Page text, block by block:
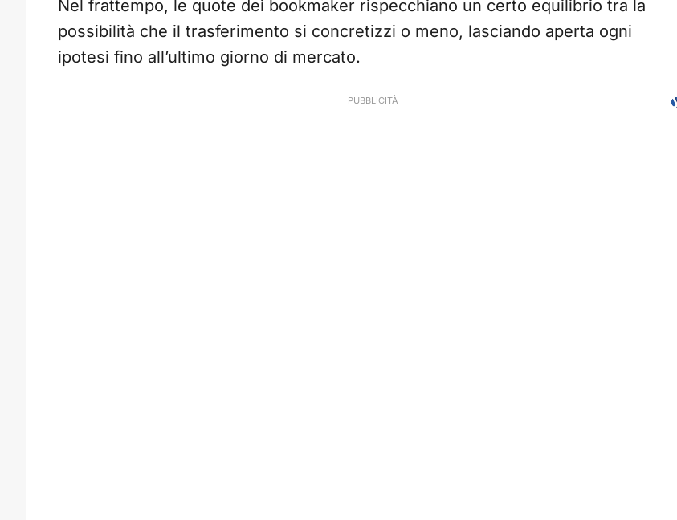
Nel frattempo, le quote dei bookmaker rispecchiano un certo equilibrio tra la
possibilità che il trasferimento si concretizzi o meno, lasciando aperta ogni
ipotesi fino all’ultimo giorno di mercato.